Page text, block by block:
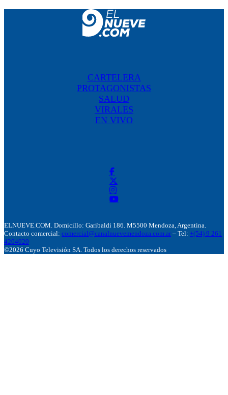
CARTELERA
PROTAGONISTAS
SALUD
VIRALES
EN VIVO
ELNUEVE.COM. Domicillo: Garibaldi 186. M5500 Mendoza, Argentina.
Contacto comercial: comercial@canalnuevemendoza.com.ar – Tel: +(54) 9 261
4204020
©2026 Cuyo Televisión SA. Todos los derechos reservados